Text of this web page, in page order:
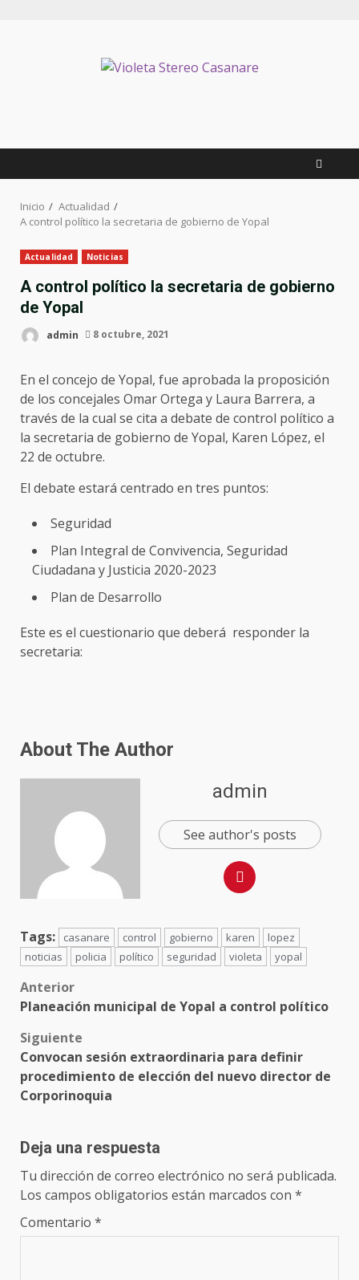
Inicio
Actualidad
A control político la secretaria de gobierno de Yopal
Actualidad Noticias
A control político la secretaria de gobierno
de Yopal
admin 8 octubre, 2021
En el concejo de Yopal, fue aprobada la proposición
de los concejales Omar Ortega y Laura Barrera, a
través de la cual se cita a debate de control político a
la secretaria de gobierno de Yopal, Karen López, el
22 de octubre.
El debate estará centrado en tres puntos:
Seguridad
Plan Integral de Convivencia, Seguridad
Ciudadana y Justicia 2020-2023
Plan de Desarrollo
Este es el cuestionario que deberá responder la
secretaria:
About The Author
admin
See author's posts
Tags: casanare control gobierno karen
lopez
noticias
policia político seguridad violeta yopal
Anterior
Planeación municipal de Yopal a control político
Siguiente
Convocan sesión extraordinaria para definir
procedimiento de elección del nuevo director de
Corporinoquia
Deja una respuesta
Tu dirección de correo electrónico no será publicada.
Los campos obligatorios están marcados con *
Comentario *